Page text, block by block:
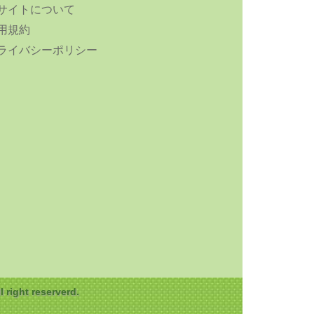
イトについて
規約
イバシーポリシー
right reserverd.